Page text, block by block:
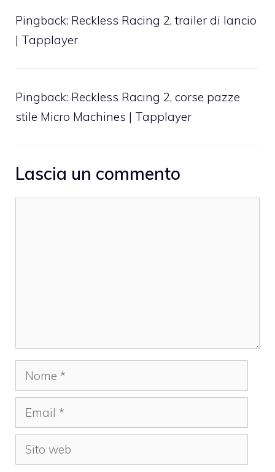
Pingback: Reckless Racing 2, trailer di lancio
| Tapplayer
Pingback: Reckless Racing 2, corse pazze
stile Micro Machines | Tapplayer
Lascia un commento
Nome
Email
Sito
web